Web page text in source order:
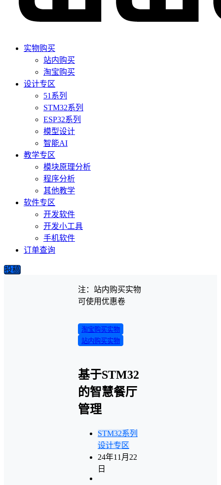
实物购买
站内购买
淘宝购买
设计专区
51系列
STM32系列
ESP32系列
模型设计
智能AI
教学专区
模块原理分析
程序分析
其他教学
软件专区
开发软件
开发小工具
手机软件
订单查询
投稿
注：站内购买实物
可使用优惠卷
淘宝购买实物
站内购买实物
基于STM32
的智慧餐厅
管理
STM32系列
设计专区
24年11月22
日